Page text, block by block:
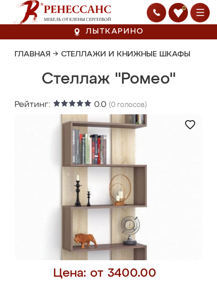
0
ЛЫТКАРИНО
ГЛАВНАЯ → СТЕЛЛАЖИ И КНИЖНЫЕ ШКАФЫ
Стеллаж "Ромео"
Рейтинг: 0.0 (0 голосов)
Цена: от 3400.00